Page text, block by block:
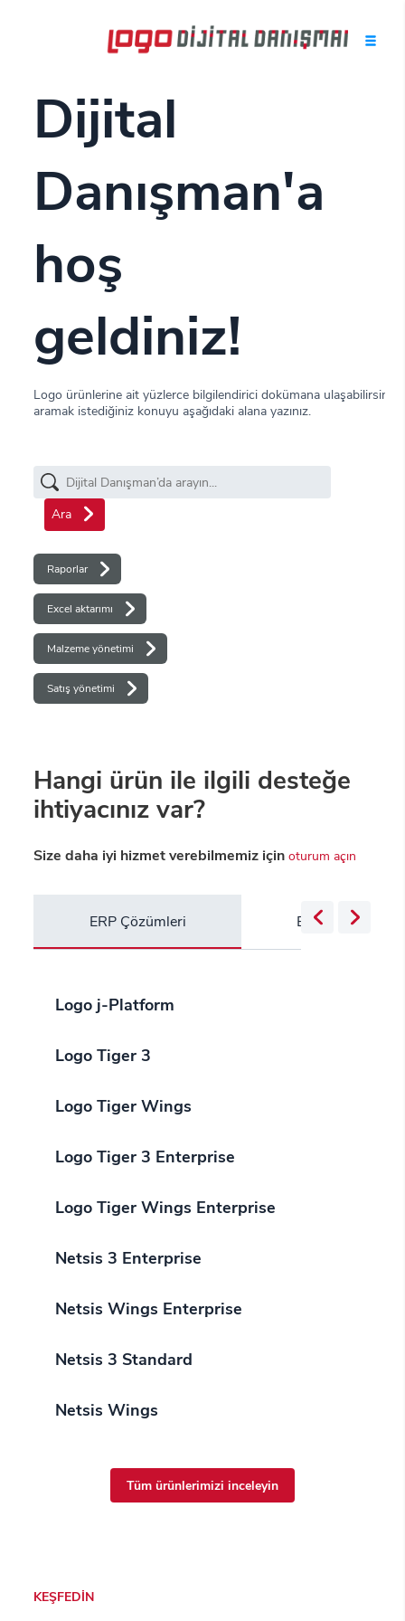
SİZİN İÇİN BURADAYIZ
Dijital
Danışman'a
hoş
geldiniz!
Logo ürünlerine ait yüzlerce bilgilendirici dokümana
aramak istediğiniz konuyu aşağıdaki alana yazınız.
Ara
Raporlar
Excel aktarımı
Malzeme yönetimi
Satış yönetimi
Hangi ürün ile ilgili desteğe
ihtiyacınız var?
Size daha iyi hizmet verebilmemiz içinoturum açın
ERP Çözümleri Bulut Servisleri
Logo j-Platform
Logo Tiger 3
Logo Tiger Wings
Logo Tiger 3 Enterprise
Logo Tiger Wings Enterprise
Netsis 3 Enterprise
Netsis Wings Enterprise
Netsis 3 Standard
Netsis Wings
Tüm ürünlerimizi inceleyin
KEŞFEDİN